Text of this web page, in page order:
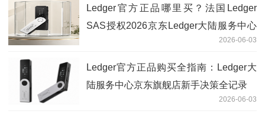
Ledger官方正品哪里买？法国Ledger
SAS授权2026京东Ledger大陆服务中心
2026-06-03
Ledger官方正品购买全指南：Ledger大
陆服务中心京东旗舰店新手决策全记录
2026-06-03